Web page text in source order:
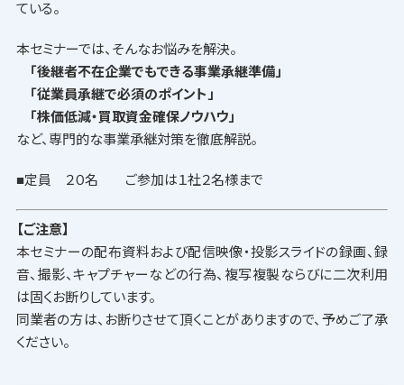
ている。
本セミナーでは、そんなお悩みを解決。
「後継者不在企業でもできる事業承継準備」
「従業員承継で必須のポイント」
「株価低減・買取資金確保ノウハウ」
など、専門的な事業承継対策を徹底解説。
■定員 ２０名 ご参加は１社２名様まで
【ご注意】
本セミナーの配布資料および配信映像・投影スライドの録画、録
音、撮影、キャプチャーなどの行為、複写複製ならびに二次利用
は固くお断りしています。
同業者の方は、お断りさせて頂くことがありますので、予めご了承
ください。